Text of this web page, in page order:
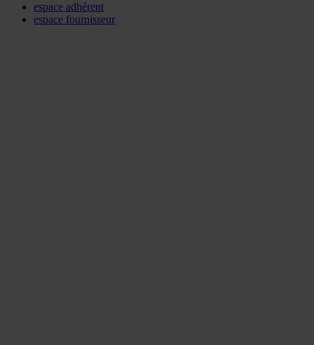
espace adhérent
espace fournisseur